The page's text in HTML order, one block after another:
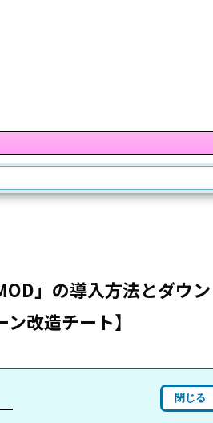
」の導入方法とダウ
改造チート】
閉じる